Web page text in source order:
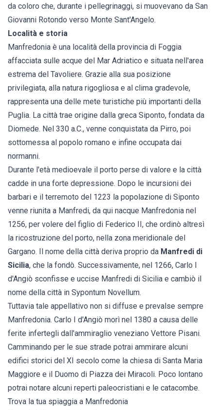
da coloro che, durante i pellegrinaggi, si muovevano da San
Giovanni Rotondo verso Monte Sant'Angelo.
Località e storia
Manfredonia è una località della provincia di Foggia
affacciata sulle acque del Mar Adriatico e situata nell'area
estrema del Tavoliere. Grazie alla sua posizione
privilegiata, alla natura rigogliosa e al clima gradevole,
rappresenta una delle mete turistiche più importanti della
Puglia. La città trae origine dalla greca Siponto, fondata da
Diomede. Nel 330 a.C., venne conquistata da Pirro, poi
sottomessa al popolo romano e infine occupata dai
normanni.
Durante l'età medioevale il porto perse di valore e la città
cadde in una forte depressione. Dopo le incursioni dei
barbari e il terremoto del 1223 la popolazione di Siponto
venne riunita a Manfredi, da qui nacque Manfredonia nel
1256, per volere del figlio di Federico II, che ordinò altresì
la ricostruzione del porto, nella zona meridionale del
Gargano. Il nome della città deriva proprio da Manfredi di
Sicilia, che la fondò. Successivamente, nel 1266, Carlo I
d'Angiò sconfisse e uccise Manfredi di Sicilia e cambiò il
nome della città in Sypontum Novellum.
Tuttavia tale appellativo non si diffuse e prevalse sempre
Manfredonia. Carlo I d'Angiò morì nel 1380 a causa delle
ferite infertegli dall'ammiraglio veneziano Vettore Pisani.
Camminando per le sue strade potrai ammirare alcuni
edifici storici del XI secolo come la chiesa di Santa Maria
Maggiore e il Duomo di Piazza dei Miracoli. Poco lontano
potrai notare alcuni reperti paleocristiani e le catacombe.
Trova la tua spiaggia a Manfredonia